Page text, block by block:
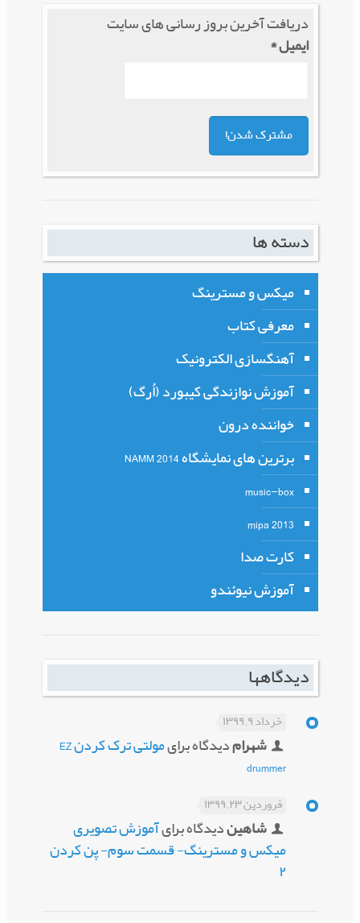
دریافت آخرین بروز رسانی های سایت
ایمیل*
دسته ها
میکس و مسترینگ
معرفی کتاب
آهنگسازی الکترونیک
آموزش نوازندگی کیبورد (اُرگ)
خواننده درون
برترین های نمایشگاه NAMM 2014
music-box
mipa 2013
کارت صدا
آموزش نیوئندو
دیدگاهها
خرداد ۹, ۱۳۹۹
شهرامدیدگاه برای
مولتی ترک کردن EZ
drummer
فروردین ۲۳, ۱۳۹۹
شاهیندیدگاه برایآموزش تصویری
میکس و مسترینگ- قسمت سوم- پن کردن
۲